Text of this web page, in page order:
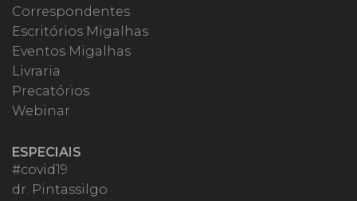
Correspondentes
Escritórios Migalhas
Eventos Migalhas
Livraria
Precatórios
Webinar
ESPECIAIS
#covid19
dr. Pintassilgo